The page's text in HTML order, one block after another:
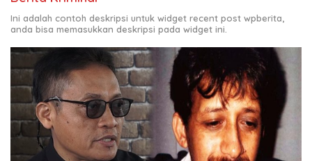
Ini adalah contoh deskripsi untuk widget recent post wpberita,
anda bisa memasukkan deskripsi pada widget ini.